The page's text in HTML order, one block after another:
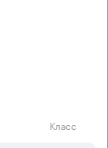
Класс